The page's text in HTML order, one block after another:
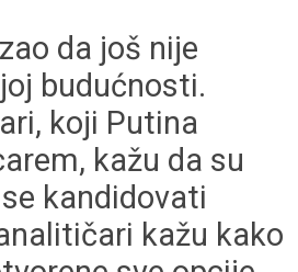
da još nije
budućnosti.
koji Putina
kažu da su
kandidovati
kažu kako